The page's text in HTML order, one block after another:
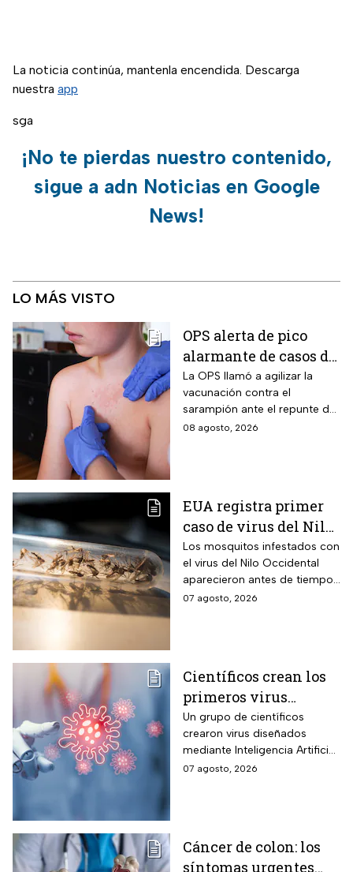
La noticia continúa, mantenla encendida. Descarga
nuestra app
sga
¡No te pierdas nuestro contenido,
sigue a adn Noticias en Google
News!
LO MÁS VISTO
OPS alerta de pico
alarmante de casos de
sarampión
La OPS llamó a agilizar la
vacunación contra el
sarampión ante el repunte de
casos en América
08 agosto, 2026
EUA registra primer
caso de virus del Nilo
Occidental de 2026
Los mosquitos infestados con
el virus del Nilo Occidental
aparecieron antes de tiempo
en EUA; ya se registró el
07 agosto, 2026
Científicos crean los
primeros virus
diseñados por la IA,
¿son peligrosos para
los humanos?
Un grupo de científicos
crearon virus diseñados
mediante Inteligencia Artificial
pero se han encendido las
07 agosto, 2026
Cáncer de colon: los
síntomas urgentes